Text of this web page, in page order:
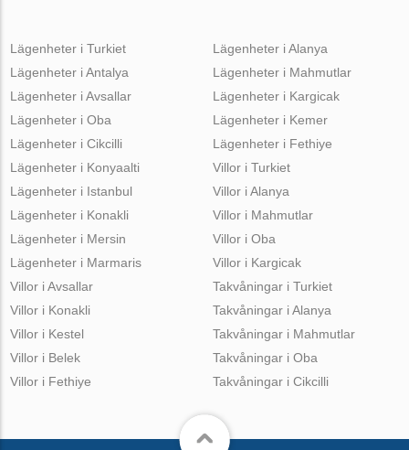
Lägenheter i Turkiet
Lägenheter i Antalya
Lägenheter i Avsallar
Lägenheter i Oba
Lägenheter i Cikcilli
Lägenheter i Alanya
Lägenheter i Mahmutlar
Lägenheter i Kargicak
Lägenheter i Kemer
Lägenheter i Fethiye
Lägenheter i Konyaalti
Lägenheter i Istanbul
Lägenheter i Konakli
Lägenheter i Mersin
Lägenheter i Marmaris
Villor i Turkiet
Villor i Alanya
Villor i Mahmutlar
Villor i Oba
Villor i Kargicak
Villor i Avsallar
Villor i Konakli
Villor i Kestel
Villor i Belek
Villor i Fethiye
Takvåningar i Turkiet
Takvåningar i Alanya
Takvåningar i Mahmutlar
Takvåningar i Oba
Takvåningar i Cikcilli